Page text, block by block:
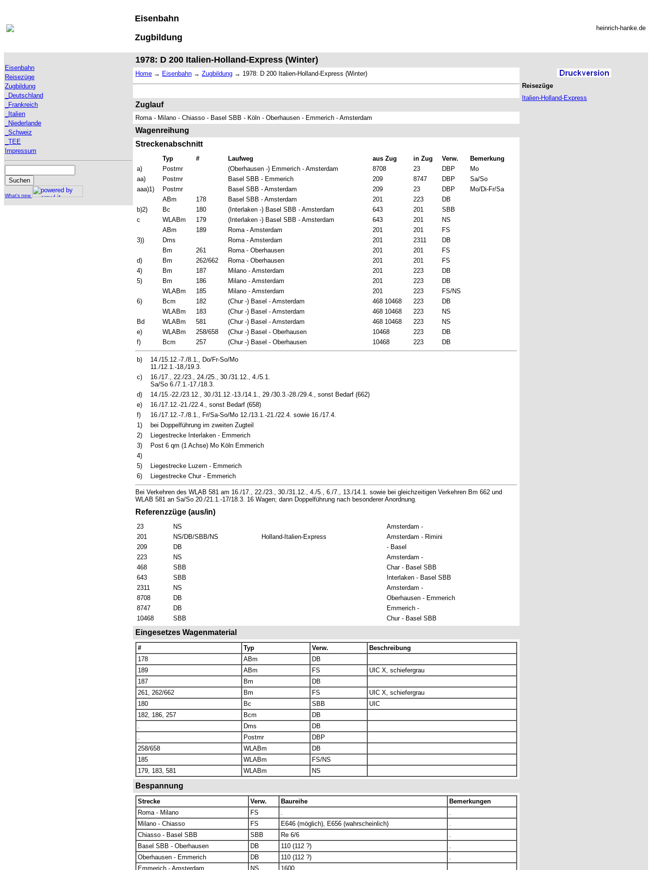
Eisenbahn
Zugbildung
heinrich-hanke.de
Eisenbahn
Reisezüge
Zugbildung
_Deutschland
_Frankreich
_Italien
_Niederlande
_Schweiz
_TEE
Impressum
What's new
1978: D 200 Italien-Holland-Express (Winter)
Home → Eisenbahn → Zugbildung → 1978: D 200 Italien-Holland-Express (Winter)
Zuglauf
Roma - Milano - Chiasso - Basel SBB - Köln - Oberhausen - Emmerich - Amsterdam
Wagenreihung
Streckenabschnitt
Typ # Laufweg aus Zug in Zug Verw.
Bemerkung
a)
Postmr (Oberhausen -) Emmerich - Amsterdam 8708 23 DBP
Mo
aa)
Postmr Basel SBB - Emmerich 209 8747 DBP
Sa/So
aaa)1)
Postmr Basel SBB - Amsterdam 209 23 DBP
Mo/Di-Fr/Sa
ABm
178 Basel SBB - Amsterdam 201 223
DB
b)2)
Bc 180 (Interlaken -) Basel SBB - Amsterdam 643 201
SBB
c
WLABm 179 (Interlaken -) Basel SBB - Amsterdam 643 201
NS
ABm
189 Roma - Amsterdam 201 201
FS
3))
Dms Roma - Amsterdam 201 2311
DB
Bm
261 Roma - Oberhausen 201 201
FS
d)
Bm 262/662 Roma - Oberhausen 201 201
FS
4)
Bm 187 Milano - Amsterdam 201 223
DB
5)
Bm 186 Milano - Amsterdam 201 223
DB
WLABm
185 Milano - Amsterdam 201 223
FS/NS
6)
Bcm 182 (Chur -) Basel - Amsterdam 468 10468 223
DB
WLABm
183 (Chur -) Basel - Amsterdam 468 10468 223
NS
Bd
WLABm 581 (Chur -) Basel - Amsterdam 468 10468 223
NS
e)
WLABm 258/658 (Chur -) Basel - Oberhausen 10468 223
DB
f)
Bcm 257 (Chur -) Basel - Oberhausen 10468 223 DB
b)
14./15.12.-7./8.1., Do/Fr-So/Mo
11./12.1.-18,/19.3.
c)
16./17., 22./23., 24./25., 30./31.12., 4./5.1.
Sa/So 6./7.1.-17./18.3.
d)
14./15.-22./23.12., 30./31.12.-13./14.1., 29./30.3.-28./29.4., sonst Bedarf (662)
e)
16./17.12.-21./22.4., sonst Bedarf (658)
f)
16./17.12.-7./8.1., Fr/Sa-So/Mo 12./13.1.-21./22.4. sowie 16./17.4.
1)
bei Doppelführung im zweiten Zugteil
2)
Liegestrecke Interlaken - Emmerich
3)
Post 6 qm (1 Achse) Mo Köln Emmerich
4)
5)
Liegestrecke Luzern - Emmerich
6)
Liegestrecke Chur - Emmerich
Bei Verkehren des WLAB 581 am 16./17., 22./23., 30./31.12., 4./5., 6./7., 13./14.1. sowie bei gleichzeitigen Verkehren Bm 662 und
WLAB 581 an Sa/So 20./21.1.-17/18.3. 16 Wagen; dann Doppelführung nach besonderer Anordnung.
Referenzzüge (aus/in)
23 NS
Amsterdam -
201
NS/DB/SBB/NS Holland-Italien-Express
Amsterdam - Rimini
209
DB
- Basel
223
NS
Amsterdam -
468
SBB
Char - Basel SBB
643
SBB
Interlaken - Basel SBB
2311
NS
Amsterdam -
8708
DB
Oberhausen - Emmerich
8747
DB
Emmerich -
10468
SBB Chur - Basel SBB
Eingesetzes Wagenmaterial
# Typ Verw.
Beschreibung
178
ABm
DB
189
ABm FS
UIC X, schiefergrau
187
Bm
DB
261, 262/662
Bm FS
UIC X, schiefergrau
180
Bc SBB
UIC
182, 186, 257
Bcm
DB
.
Dms
DB
.
Postmr
DBP
258/658
WLABm
DB
185
WLABm
FS/NS
179, 183, 581
WLABm NS
Bespannung
Strecke Verw. Baureihe
Bemerkungen
Roma - Milano
FS .
.
Milano - Chiasso
FS E646 (möglich), E656 (wahrscheinlich)
.
Chiasso - Basel SBB
SBB Re 6/6
.
Basel SBB - Oberhausen
DB 110 (112 ?)
.
Oberhausen - Emmerich
DB 110 (112 ?)
.
Emmerich - Amsterdam
NS 1600
Reisezüge
Italien-Holland-Express